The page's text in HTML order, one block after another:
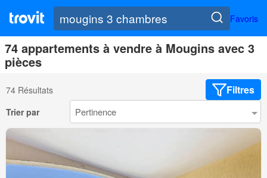
Favoris
74 appartements à vendre à Mougins avec 3
pièces
74 Résultats Filtres
Trier par